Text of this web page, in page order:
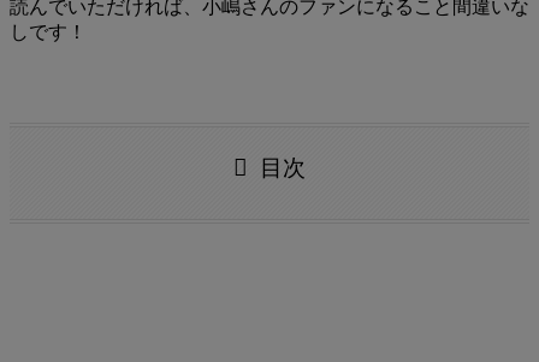
読んでいただければ、小嶋さんのファンになること間違いな
しです！
目次